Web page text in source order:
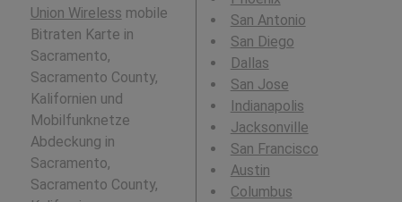
Union Wireless mobile
Bitraten Karte in
Sacramento,
Sacramento County,
Kalifornien und
Mobilfunknetze
Abdeckung in
Sacramento,
Sacramento County,
San Antonio
San Diego
Dallas
San Jose
Indianapolis
Jacksonville
San Francisco
Austin
Columbus